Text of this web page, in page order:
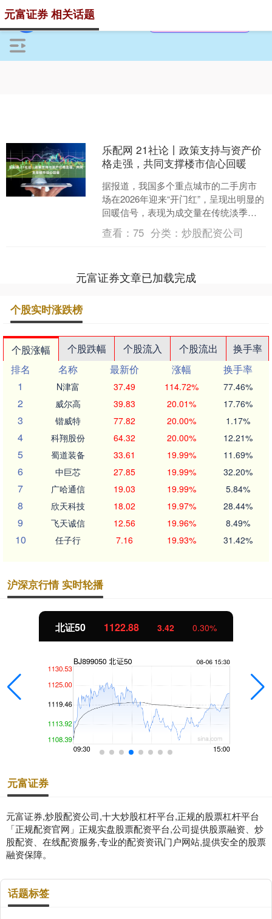
元富证券 相关话题
乐配网 21社论丨政策支持与资产价
格走强，共同支撑楼市信心回暖
据报道，我国多个重点城市的二手房市
场在2026年迎来“开门红”，呈现出明显的
回暖信号，表现为成交量在传统淡季逆
势增长，二手房挂牌量持续下降，整体
楼市供需关系正趋....
查看：75 分类：炒股配资公司
元富证券文章已加载完成
个股实时涨跌榜
个股涨幅 个股跌幅 个股流入 个股流出
换手率
排名
名称 最新价 涨幅
换手率
1
N津富 37.49 114.72% 77.46%
2 威尔高 39.83 20.01% 17.76%
3 锴威特 77.82 20.00% 1.17%
4 科翔股份 64.32 20.00% 12.21%
5 蜀道装备 33.61 19.99% 11.69%
6 中巨芯 27.85 19.99% 32.20%
7 广哈通信 19.03 19.99% 5.84%
8 欣天科技 18.02 19.97% 28.44%
9 飞天诚信 12.56 19.96% 8.49%
10 任子行 7.16 19.93% 31.42%
沪深京行情 实时轮播
北证50 1122.88 3.42 0.30%
元富证券
元富证券,炒股配资公司,十大炒股杠杆平台,正规的股票杠杆平台
「正规配资官网」正规实盘股票配资平台,公司提供股票融资、炒
股配资、在线配资服务,专业的配资资讯门户网站,提供安全的股票
融资保障。
话题标签